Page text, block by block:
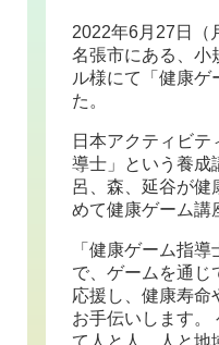
2022年6月27日（
名張市にある、小
ル様にて「健康ゲ
た。
日本アクティビテ
導士」という養成
呂、森、延谷が健
めて健康ゲーム講
「健康ゲーム指
で、ゲームを通じ
応援し、健康寿命
お手伝いします。
て人と人、人と地